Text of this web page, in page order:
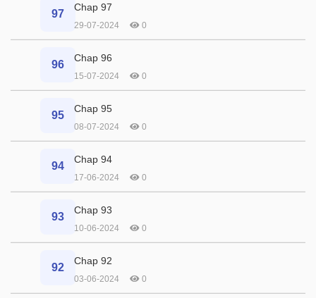
97
Chap 97
29-07-2024 0
96
Chap 96
15-07-2024 0
95
Chap 95
08-07-2024 0
94
Chap 94
17-06-2024 0
93
Chap 93
10-06-2024 0
92
Chap 92
03-06-2024 0